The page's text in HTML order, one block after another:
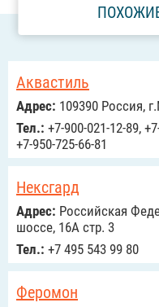
Аквастиль
Адрес: 109390 Россия,
Тел.: +7-900-021-12-89,
+7-950-725-66-81
Нексгард
Адрес: Российcкая
шоссе, 16А стр. 3
Тел.: +7 495 543 99 80
Феромон